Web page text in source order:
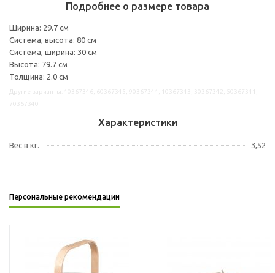
Подробнее о размере товара
Ширина: 29.7 см
Система, высота: 80 см
Система, ширина: 30 см
Высота: 79.7 см
Толщина: 2.0 см
Характеристики
Вес в кг. 3,52
Персональные рекомендации